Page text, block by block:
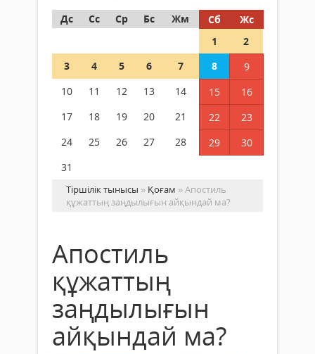
Дс
Сс Ср Бс Жм Сб
Жс
1
2
3
4 5 6 7 8
9
10
11 12 13 14 15
16
17
18 19 20 21 22
23
24
25 26 27 28 29
30
31
Тіршілік тынысы » Қоғам » Апостиль
құжаттың заңдылығын айқындай ма?
Апостиль
құжаттың
заңдылығын
айқындай ма?